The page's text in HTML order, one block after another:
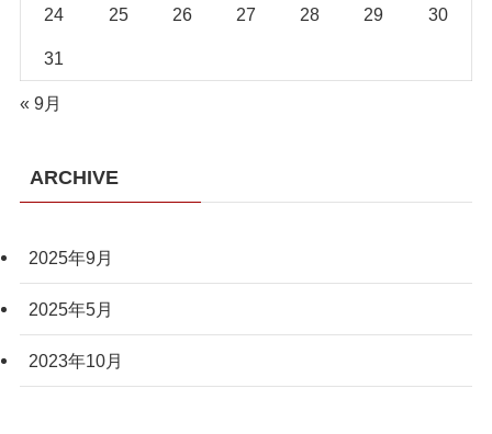
24 25 26 27 28 29 30
31
« 9月
ARCHIVE
2025年9月
2025年5月
2023年10月